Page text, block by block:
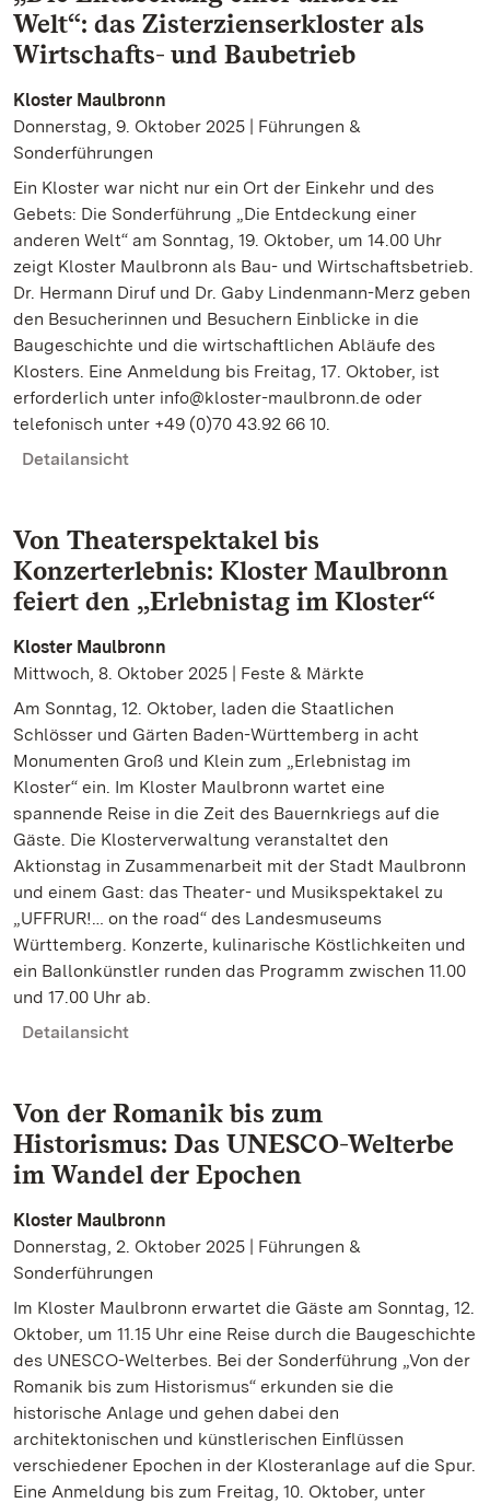
Welt“: das Zisterzienserkloster als
Wirtschafts- und Baubetrieb
Kloster Maulbronn
Donnerstag, 9. Oktober 2025 | Führungen &
Sonderführungen
Ein Kloster war nicht nur ein Ort der Einkehr und des
Gebets: Die Sonderführung „Die Entdeckung einer
anderen Welt“ am Sonntag, 19. Oktober, um 14.00 Uhr
zeigt Kloster Maulbronn als Bau- und Wirtschaftsbetrieb.
Dr. Hermann Diruf und Dr. Gaby Lindenmann-Merz geben
den Besucherinnen und Besuchern Einblicke in die
Baugeschichte und die wirtschaftlichen Abläufe des
Klosters. Eine Anmeldung bis Freitag, 17. Oktober, ist
erforderlich unter info@kloster-maulbronn.de oder
telefonisch unter +49 (0)70 43.92 66 10.
Detailansicht
Von Theaterspektakel bis
Konzerterlebnis: Kloster Maulbronn
feiert den „Erlebnistag im Kloster“
Kloster Maulbronn
Mittwoch, 8. Oktober 2025 | Feste & Märkte
Am Sonntag, 12. Oktober, laden die Staatlichen
Schlösser und Gärten Baden-Württemberg in acht
Monumenten Groß und Klein zum „Erlebnistag im
Kloster“ ein. Im Kloster Maulbronn wartet eine
spannende Reise in die Zeit des Bauernkriegs auf die
Gäste. Die Klosterverwaltung veranstaltet den
Aktionstag in Zusammenarbeit mit der Stadt Maulbronn
und einem Gast: das Theater- und Musikspektakel zu
„UFFRUR!… on the road“ des Landesmuseums
Württemberg. Konzerte, kulinarische Köstlichkeiten und
ein Ballonkünstler runden das Programm zwischen 11.00
und 17.00 Uhr ab.
Detailansicht
Von der Romanik bis zum
Historismus: Das UNESCO-Welterbe
im Wandel der Epochen
Kloster Maulbronn
Donnerstag, 2. Oktober 2025 | Führungen &
Sonderführungen
Im Kloster Maulbronn erwartet die Gäste am Sonntag, 12.
Oktober, um 11.15 Uhr eine Reise durch die Baugeschichte
des UNESCO-Welterbes. Bei der Sonderführung „Von der
Romanik bis zum Historismus“ erkunden sie die
historische Anlage und gehen dabei den
architektonischen und künstlerischen Einflüssen
verschiedener Epochen in der Klosteranlage auf die Spur.
Eine Anmeldung bis zum Freitag, 10. Oktober, unter